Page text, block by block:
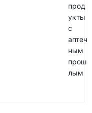
прод
укты
с
аптеч
ным
прош
лым